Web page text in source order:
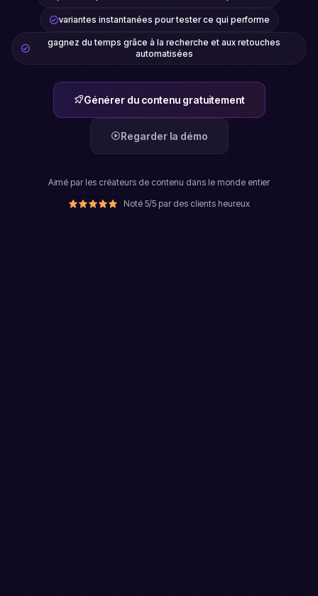
variantes instantanées pour tester ce qui performe
gagnez du temps grâce à la recherche et aux retouches
automatisées
Générer du contenu gratuitement
Regarder la démo
Aimé par les créateurs de contenu dans le monde entier
Noté 5/5 par des clients heureux